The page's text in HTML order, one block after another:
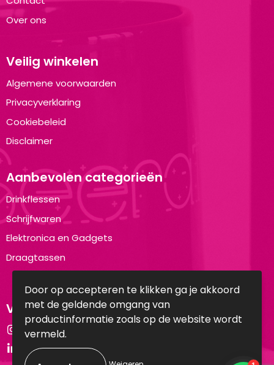
Over ons
Veilig winkelen
Algemene voorwaarden
Privacyverklaring
Cookiebeleid
Disclaimer
Aanbevolen categorieën
Drinkflessen
Schrijfwaren
Elektronica en Gadgets
Draagtassen
Volg ons op:
Instagram
LinkedIn
Door op accepteren te klikken ga je akkoord
met de geldende omgang van
productinformatie zoals op de website wordt
vermeld.